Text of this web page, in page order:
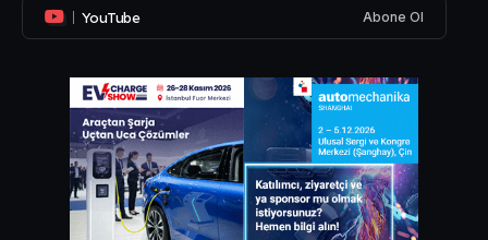
YouTube Abone Ol